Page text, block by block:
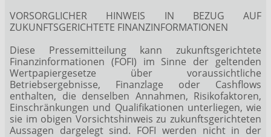
VORSORGLICHER HINWEIS IN BEZUG AUF
ZUKUNFTSGERICHTETE FINANZINFORMATIONEN
Diese Pressemitteilung kann zukunftsgerichtete
Finanzinformationen (FOFI) im Sinne der geltenden
Wertpapiergesetze über voraussichtliche
Betriebsergebnisse, Finanzlage oder Cashflows
enthalten, die denselben Annahmen, Risikofaktoren,
Einschränkungen und Qualifikationen unterliegen, wie
sie im obigen Vorsichtshinweis zu zukunftsgerichteten
Aussagen dargelegt sind. FOFI werden nicht in der